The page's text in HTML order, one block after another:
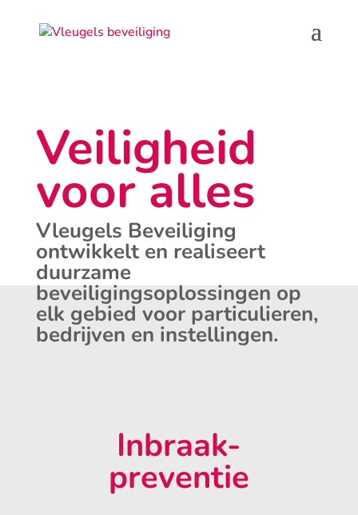
Veiligheid
voor alles
Vleugels Beveiliging
ontwikkelt en realiseert
duurzame
beveiligingsoplossingen op
elk gebied voor particulieren,
bedrijven en instellingen.
Inbraak-
preventie